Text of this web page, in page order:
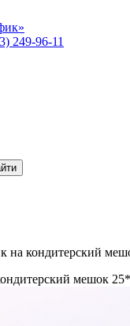
249-96-11
на кондитерский
мешок